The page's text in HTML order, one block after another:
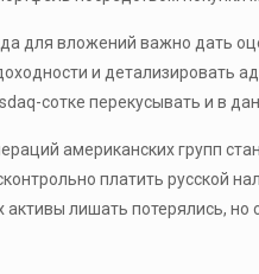
для вложений важно дать
и детализировать
сотке перекусывать и в
американских групп
платить русской
лишать потерялись, но